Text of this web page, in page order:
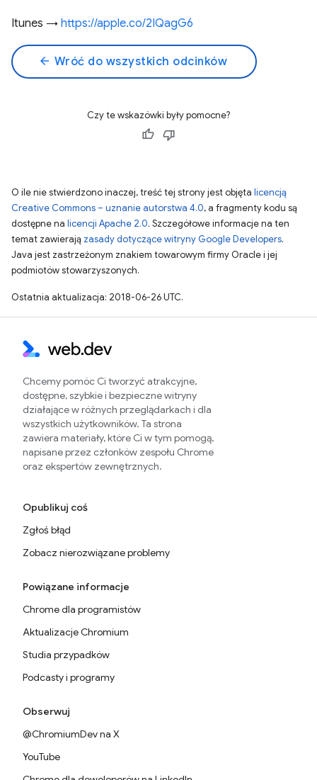
Itunes → https://apple.co/2IQagG6
arrow_back Wróć do wszystkich odcinków
Czy te wskazówki były pomocne?
O ile nie stwierdzono inaczej, treść tej strony jest objęta licencją
Creative Commons – uznanie autorstwa 4.0, a fragmenty kodu są
dostępne na licencji Apache 2.0. Szczegółowe informacje na ten
temat zawierają zasady dotyczące witryny Google Developers.
Java jest zastrzeżonym znakiem towarowym firmy Oracle i jej
podmiotów stowarzyszonych.
Ostatnia aktualizacja: 2018-06-26 UTC.
Chcemy pomóc Ci tworzyć atrakcyjne,
dostępne, szybkie i bezpieczne witryny
działające w różnych przeglądarkach i dla
wszystkich użytkowników. Ta strona
zawiera materiały, które Ci w tym pomogą,
napisane przez członków zespołu Chrome
oraz ekspertów zewnętrznych.
Opublikuj coś
Zgłoś błąd
Zobacz nierozwiązane problemy
Powiązane informacje
Chrome dla programistów
Aktualizacje Chromium
Studia przypadków
Podcasty i programy
Obserwuj
@ChromiumDev na X
YouTube